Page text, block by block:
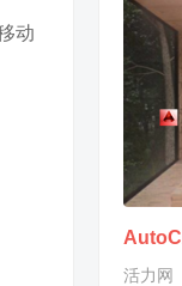
动
活力网